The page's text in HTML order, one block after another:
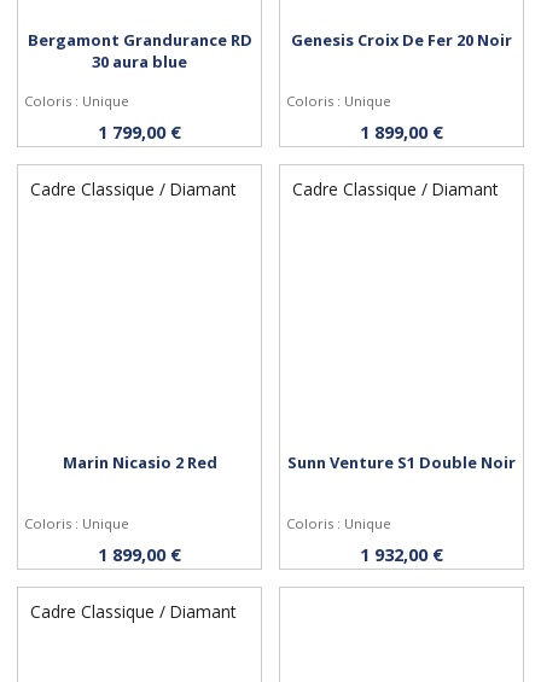
Personnaliser
Bergamont Grandurance RD
30 aura blue
Coloris : Unique
1 799,00 € Personnaliser
Genesis Croix De Fer 20 Noir
Coloris : Unique
1 899,00 €
Cadre Classique / Diamant
Personnaliser
Marin Nicasio 2 Red
Coloris : Unique
1 899,00 €
Cadre Classique / Diamant
Personnaliser
Sunn Venture S1 Double Noir
Coloris : Unique
1 932,00 €
Cadre Classique / Diamant